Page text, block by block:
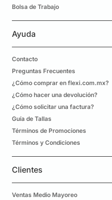
Bolsa de Trabajo
Ayuda
Contacto
Preguntas Frecuentes
¿Cómo comprar en flexi.com.mx?
¿Cómo hacer una devolución?
¿Cómo solicitar una factura?
Guía de Tallas
Términos de Promociones
Términos y Condiciones
Clientes
Ventas Medio Mayoreo